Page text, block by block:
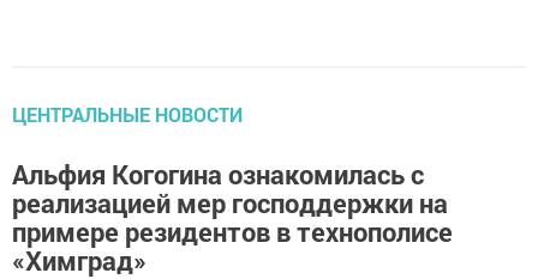
ЦЕНТРАЛЬНЫЕ НОВОСТИ
Альфия Когогина ознакомилась с
реализацией мер господдержки на
примере резидентов в технополисе
«Химград»